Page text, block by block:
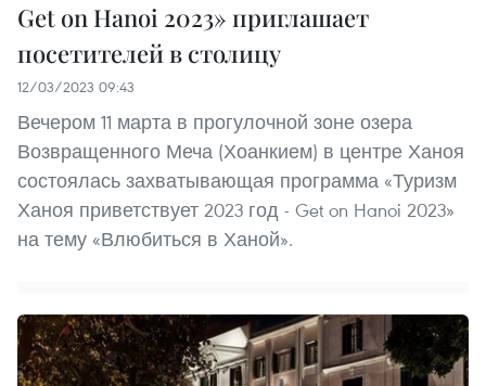
Get on Hanoi 2023» приглашает
посетителей в столицу
12/03/2023 09:43
Вечером 11 марта в прогулочной зоне озера
Возвращенного Меча (Хоанкием) в центре Ханоя
состоялась захватывающая программа «Туризм
Ханоя приветствует 2023 год - Get on Hanoi 2023»
на тему «Влюбиться в Ханой».